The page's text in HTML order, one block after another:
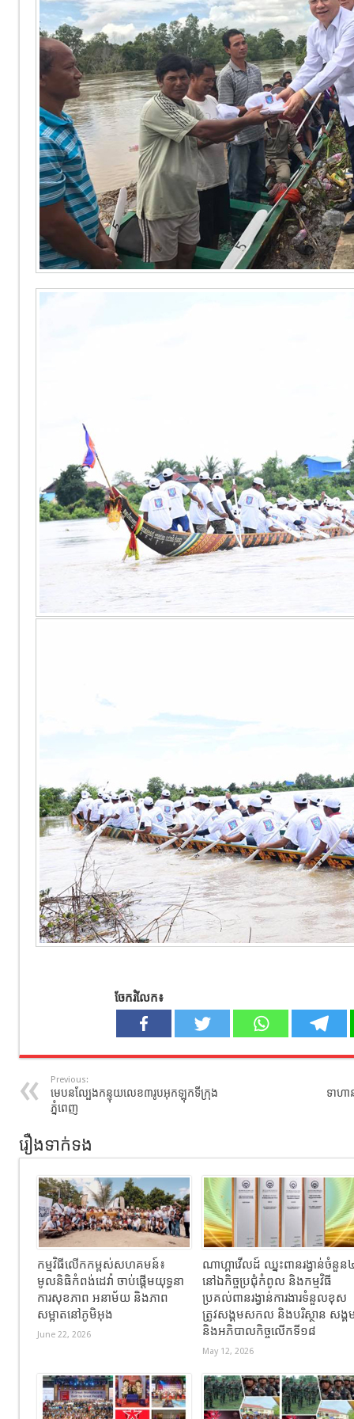
ចែករំលែក៖
Previous:
មេបនល្បែងកន្ទុយលេខ៣រូបអុកឡុកទីក្រុង
ភ្នំពេញ
ទាហា
រឿងទាក់ទង
កម្មវិធីលើកកម្ពស់សហគមន៍៖
មូលនិធិកំពង់ដេវ៉ា ចាប់ផ្តើមយុទ្ធនា
ការសុខភាព អនាម័យ និងភាព
សម្អាតនៅភូមិអុង
June 22, 2026
ណាហ្គាវើលដ៍ ឈ្នះពានរង្វាន់ចំនួន
នៅឯកិច្ចប្រជុំកំពូល និងកម្មវិធី
ប្រគល់ពានរង្វាន់ការងារទំនួលខុស
ត្រូវសង្គមសកល និងបរិស្ថាន សង្គ
និងអភិបាលកិច្ចលើកទី១៨
May 12, 2026